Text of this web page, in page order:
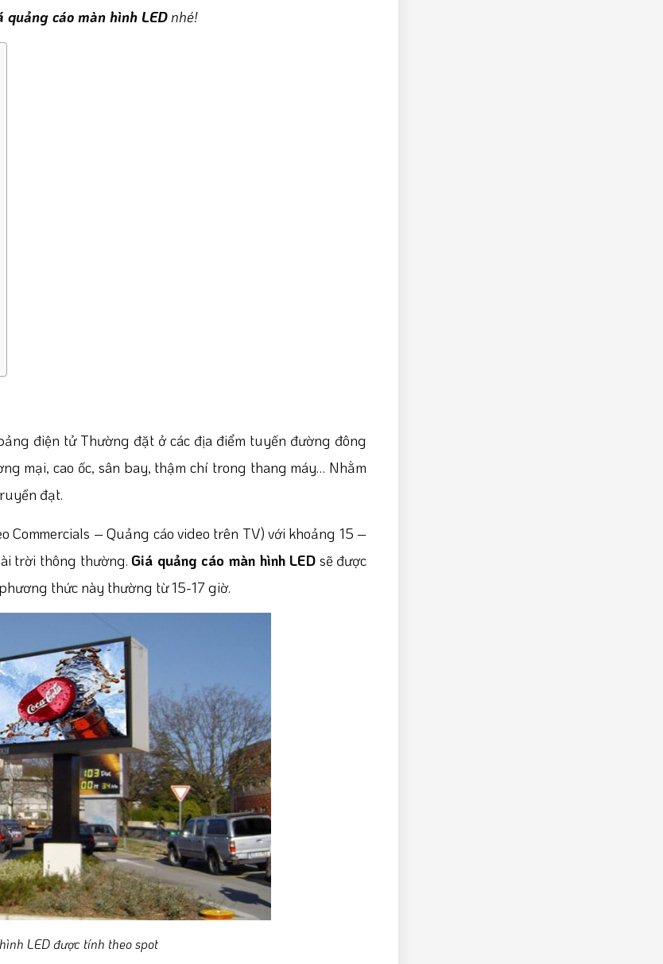
quảng cáo màn hình LED nhé!
điện tử Thường đặt ở các địa điểm tuyến đường đông
mại, cao ốc, sân bay, thậm chí trong thang máy… Nhằm
đạt.
Commercials – Quảng cáo video trên TV) với khoảng 15 –
trời thông thường. Giá quảng cáo màn hình LED sẽ được
thức này thường từ 15-17 giờ.
LED được tính theo spot